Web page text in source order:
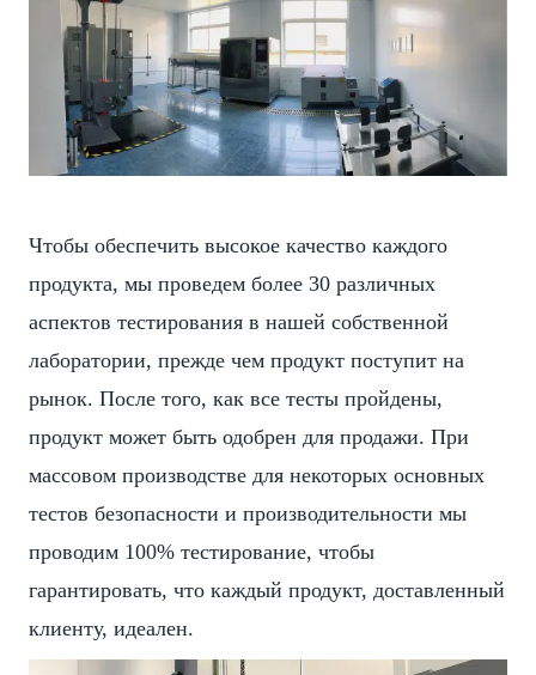
Чтобы обеспечить высокое качество каждого
продукта, мы проведем более 30 различных
аспектов тестирования в нашей собственной
лаборатории, прежде чем продукт поступит на
рынок. После того, как все тесты пройдены,
продукт может быть одобрен для продажи. При
массовом производстве для некоторых основных
тестов безопасности и производительности мы
проводим 100% тестирование, чтобы
гарантировать, что каждый продукт, доставленный
клиенту, идеален.